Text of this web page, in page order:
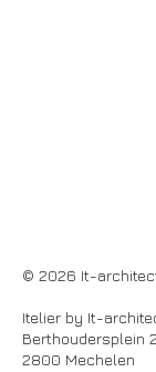
© 2026 It-
Itelier by It-
Berthoudersplein
2800 Mechelen